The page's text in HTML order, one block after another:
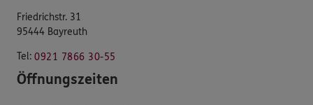
Friedrichstr. 31
95444 Bayreuth
Tel: 0921 7866 30-55
Öffnungszeiten